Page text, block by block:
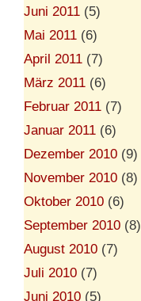
Juni 2011 (5)
Mai 2011 (6)
April 2011 (7)
März 2011 (6)
Februar 2011 (7)
Januar 2011 (6)
Dezember 2010 (9)
November 2010 (8)
Oktober 2010 (6)
September 2010 (8)
August 2010 (7)
Juli 2010 (7)
Juni 2010 (5)